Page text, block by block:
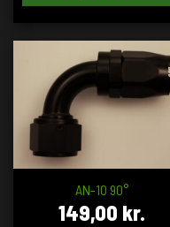
AN-10 90°
149,00 kr.